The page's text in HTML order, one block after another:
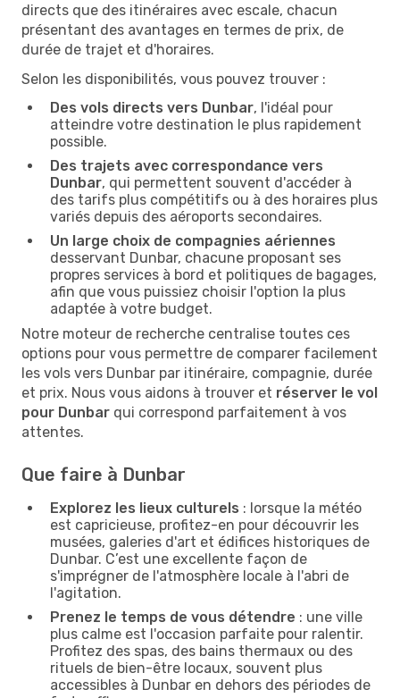
directs que des itinéraires avec escale, chacun
présentant des avantages en termes de prix, de
durée de trajet et d'horaires.
Selon les disponibilités, vous pouvez trouver :
Des vols directs vers Dunbar, l'idéal pour
atteindre votre destination le plus rapidement
possible.
Des trajets avec correspondance vers
Dunbar, qui permettent souvent d'accéder à
des tarifs plus compétitifs ou à des horaires plus
variés depuis des aéroports secondaires.
Un large choix de compagnies aériennes
desservant Dunbar, chacune proposant ses
propres services à bord et politiques de bagages,
afin que vous puissiez choisir l'option la plus
adaptée à votre budget.
Notre moteur de recherche centralise toutes ces
options pour vous permettre de comparer facilement
les vols vers Dunbar par itinéraire, compagnie, durée
et prix. Nous vous aidons à trouver et réserver le vol
pour Dunbar qui correspond parfaitement à vos
attentes.
Que faire à Dunbar
Explorez les lieux culturels : lorsque la météo
est capricieuse, profitez-en pour découvrir les
musées, galeries d'art et édifices historiques de
Dunbar. C’est une excellente façon de
s'imprégner de l'atmosphère locale à l'abri de
l'agitation.
Prenez le temps de vous détendre : une ville
plus calme est l'occasion parfaite pour ralentir.
Profitez des spas, des bains thermaux ou des
rituels de bien-être locaux, souvent plus
accessibles à Dunbar en dehors des périodes de